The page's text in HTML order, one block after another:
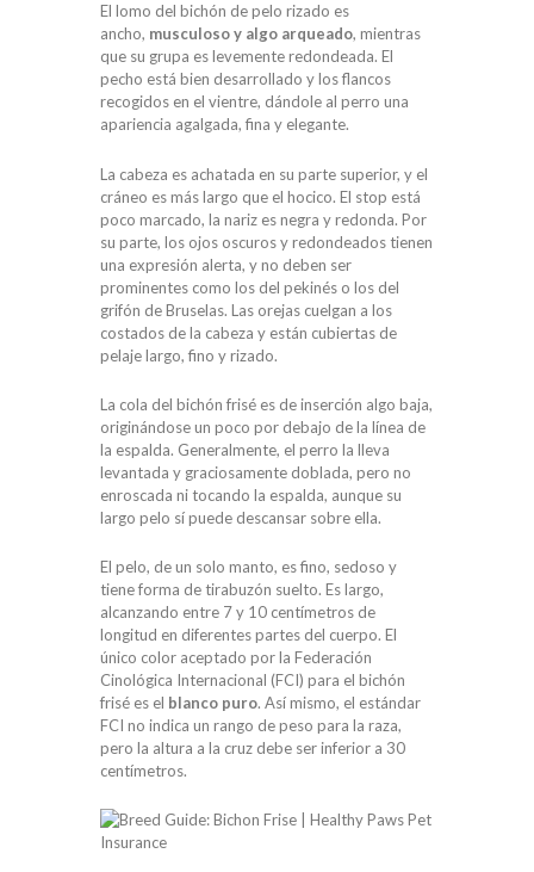
El lomo del bichón de pelo rizado es
ancho, musculoso y algo arqueado, mientras
que su grupa es levemente redondeada. El
pecho está bien desarrollado y los flancos
recogidos en el vientre, dándole al perro una
apariencia agalgada, fina y elegante.
La cabeza es achatada en su parte superior, y el
cráneo es más largo que el hocico. El stop está
poco marcado, la nariz es negra y redonda. Por
su parte, los ojos oscuros y redondeados tienen
una expresión alerta, y no deben ser
prominentes como los del pekinés o los del
grifón de Bruselas. Las orejas cuelgan a los
costados de la cabeza y están cubiertas de
pelaje largo, fino y rizado.
La cola del bichón frisé es de inserción algo baja,
originándose un poco por debajo de la línea de
la espalda. Generalmente, el perro la lleva
levantada y graciosamente doblada, pero no
enroscada ni tocando la espalda, aunque su
largo pelo sí puede descansar sobre ella.
El pelo, de un solo manto, es fino, sedoso y
tiene forma de tirabuzón suelto. Es largo,
alcanzando entre 7 y 10 centímetros de
longitud en diferentes partes del cuerpo. El
único color aceptado por la Federación
Cinológica Internacional (FCI) para el bichón
frisé es el blanco puro. Así mismo, el estándar
FCI no indica un rango de peso para la raza,
pero la altura a la cruz debe ser inferior a 30
centímetros.